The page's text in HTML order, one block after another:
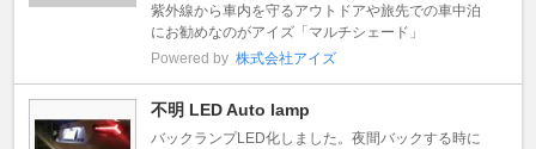
紫外線から車内を守るアウトドアや旅先での車中泊
にお勧めなのがアイズ「マルチシェード」
Powered by 株式会社アイズ
不明 LED Auto lamp
バックランプLED化しました。夜間バックする時に